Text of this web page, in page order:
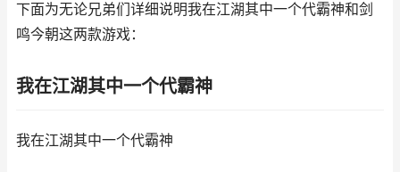
下面为无论兄弟们详细说明我在江湖其中一个代霸神和剑
鸣今朝这两款游戏：
我在江湖其中一个代霸神
我在江湖其中一个代霸神